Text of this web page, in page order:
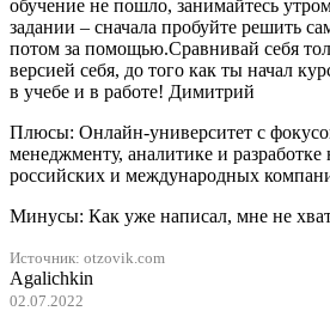
обучение не пошло, занимайтесь
задании – сначала пробуйте решить
потом за помощью.Сравнивай себя
версией себя, до того как ты начал
в учебе и в работе! Димитрий
Плюсы: Онлайн-университет с
менеджменту, аналитике и
российских и международных
Минусы: Как уже написал, мне не
Источник: otzovik.com
Agalichkin
02.07.2022